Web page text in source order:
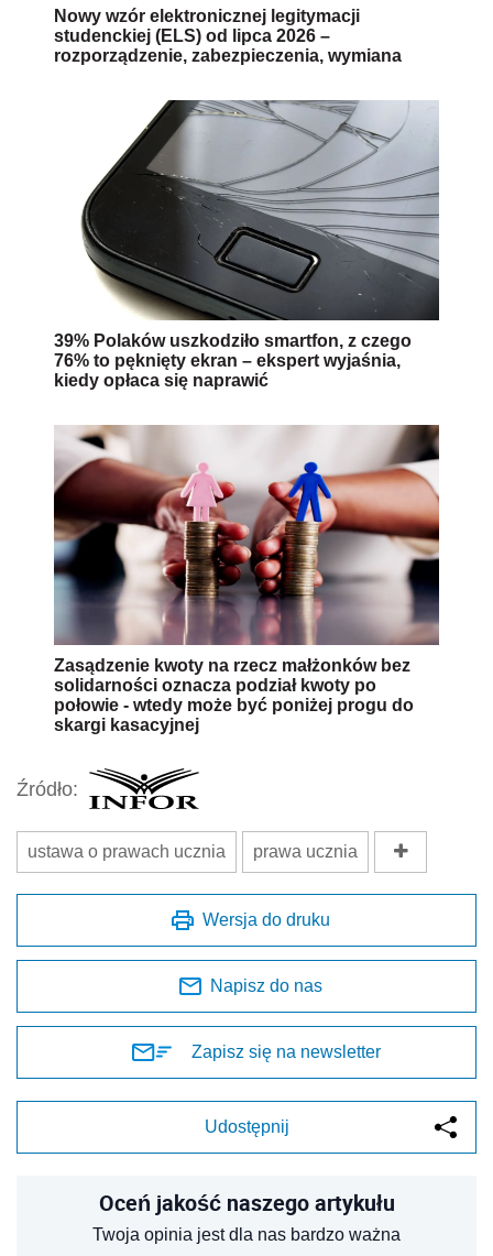
Nowy wzór elektronicznej legitymacji
studenckiej (ELS) od lipca 2026 –
rozporządzenie, zabezpieczenia, wymiana
39% Polaków uszkodziło smartfon, z czego
76% to pęknięty ekran – ekspert wyjaśnia,
kiedy opłaca się naprawić
Zasądzenie kwoty na rzecz małżonków bez
solidarności oznacza podział kwoty po
połowie - wtedy może być poniżej progu do
skargi kasacyjnej
Źródło:
ustawa o prawach ucznia prawa ucznia
Wersja do druku
Napisz do nas
Zapisz się na newsletter
Udostępnij
Oceń jakość naszego artykułu
Twoja opinia jest dla nas bardzo ważna